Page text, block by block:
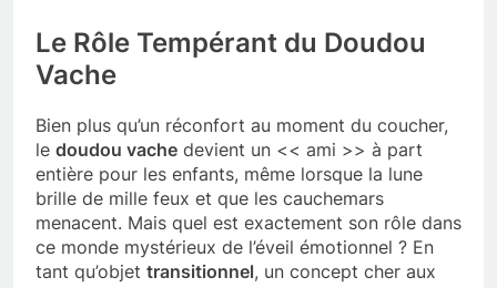
Le Rôle Tempérant du Doudou
Vache
Bien plus qu’un réconfort au moment du coucher,
le doudou vache devient un << ami >> à part
entière pour les enfants, même lorsque la lune
brille de mille feux et que les cauchemars
menacent. Mais quel est exactement son rôle dans
ce monde mystérieux de l’éveil émotionnel ? En
tant qu’objet transitionnel, un concept cher aux